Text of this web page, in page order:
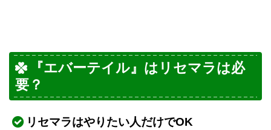
『エバーテイル』はリセマラは必
要？
リセマラはやりたい人だけでOK